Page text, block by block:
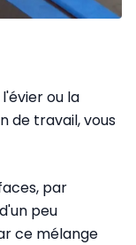
ou la
de travail, vous
par
peu
ce mélange